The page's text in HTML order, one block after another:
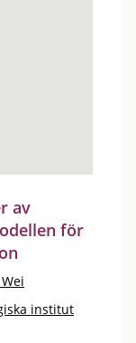
av
för
institut